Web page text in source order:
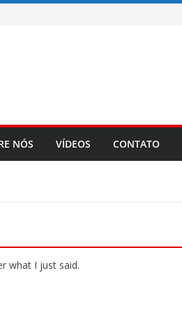
NÓS VÍDEOS CONTATO
what I just said.